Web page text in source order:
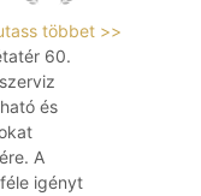
többet >>
60.
és
A
igényt